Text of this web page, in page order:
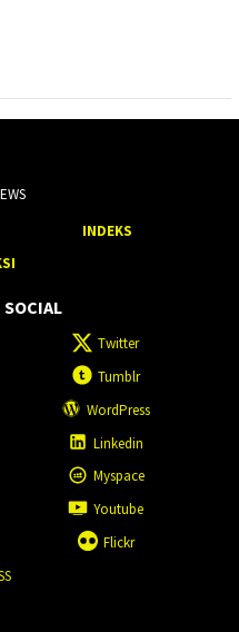
INDEKS
Twitter
Tumblr
WordPress
Linkedin
Myspace
Youtube
Flickr